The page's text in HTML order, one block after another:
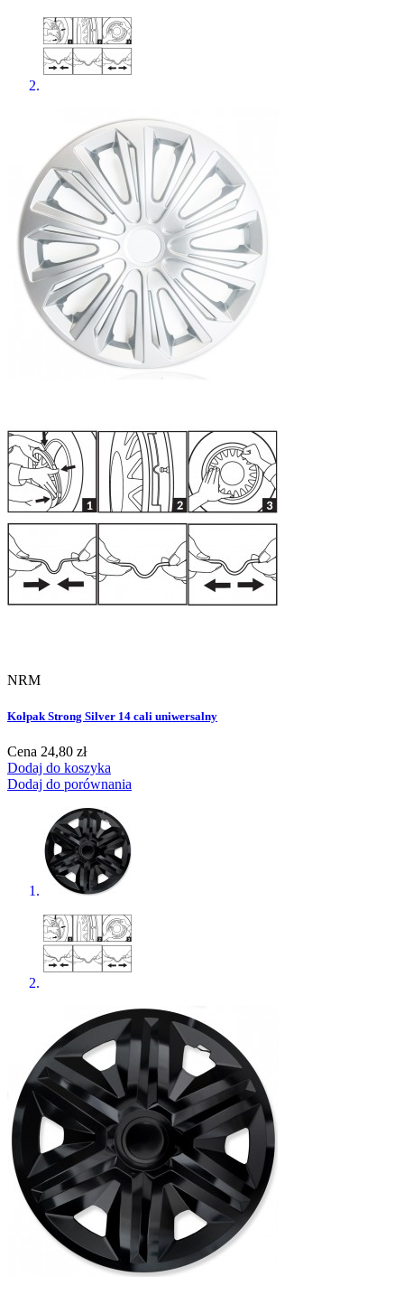
NRM
Kołpak Strong Silver 14 cali uniwersalny
Cena 24,80 zł
Dodaj do koszyka
Dodaj do porównania